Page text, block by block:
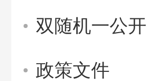
双随机一公开
政策文件